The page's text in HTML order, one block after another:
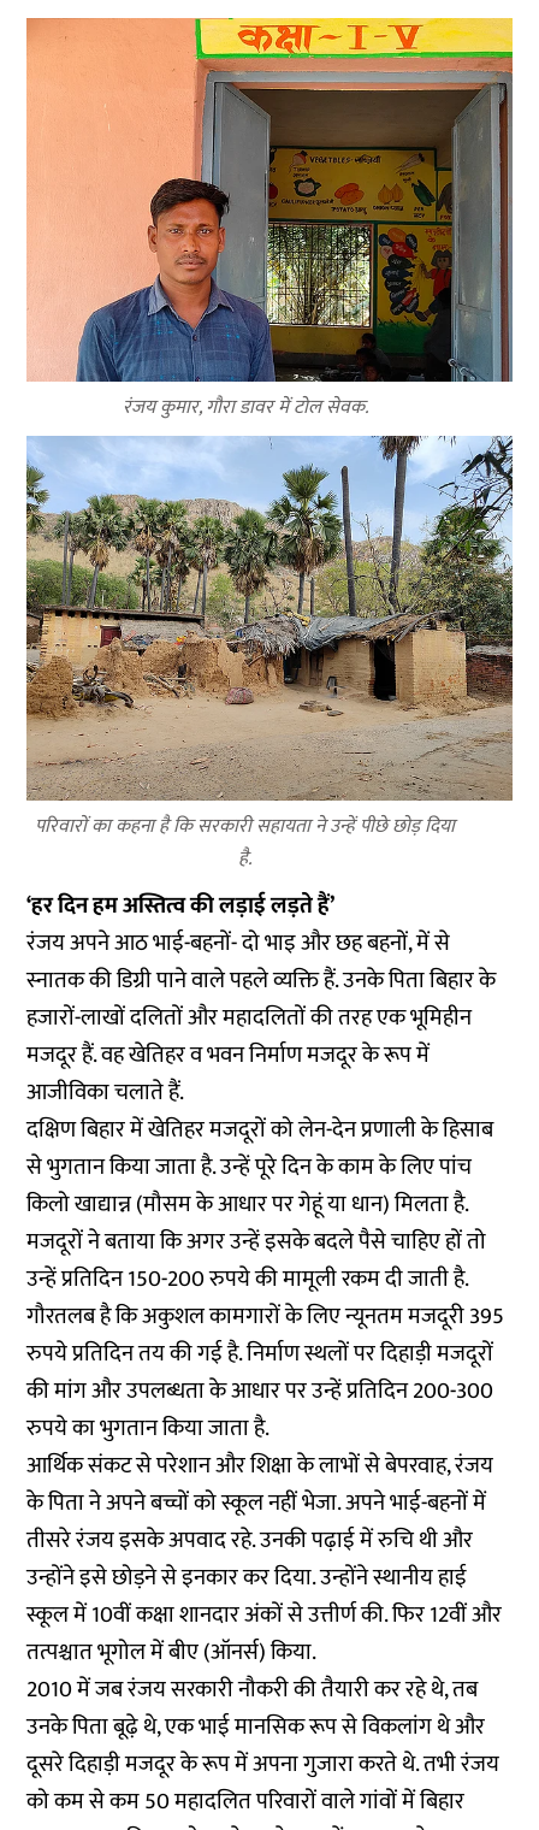
रंजय कुमार, गौरा डावर में टोल सेवक.
परिवारों का कहना है कि सरकारी सहायता ने उन्हें पीछे छोड़ दिया
है.
‘हर दिन हम अस्तित्व की लड़ाई लड़ते हैं’
रंजय अपने आठ भाई-बहनों- दो भाइ और छह बहनों, में से
स्नातक की डिग्री पाने वाले पहले व्यक्ति हैं. उनके पिता बिहार के
हजारों-लाखों दलितों और महादलितों की तरह एक भूमिहीन
मजदूर हैं. वह खेतिहर व भवन निर्माण मजदूर के रूप में
आजीविका चलाते हैं.
दक्षिण बिहार में खेतिहर मजदूरों को लेन-देन प्रणाली के हिसाब
से भुगतान किया जाता है. उन्हें पूरे दिन के काम के लिए पांच
किलो खाद्यान्न (मौसम के आधार पर गेहूं या धान) मिलता है.
मजदूरों ने बताया कि अगर उन्हें इसके बदले पैसे चाहिए हों तो
उन्हें प्रतिदिन 150-200 रुपये की मामूली रकम दी जाती है.
गौरतलब है कि अकुशल कामगारों के लिए न्यूनतम मजदूरी 395
रुपये प्रतिदिन तय की गई है. निर्माण स्थलों पर दिहाड़ी मजदूरों
की मांग और उपलब्धता के आधार पर उन्हें प्रतिदिन 200-300
रुपये का भुगतान किया जाता है.
आर्थिक संकट से परेशान और शिक्षा के लाभों से बेपरवाह, रंजय
के पिता ने अपने बच्चों को स्कूल नहीं भेजा. अपने भाई-बहनों में
तीसरे रंजय इसके अपवाद रहे. उनकी पढ़ाई में रुचि थी और
उन्होंने इसे छोड़ने से इनकार कर दिया. उन्होंने स्थानीय हाई
स्कूल में 10वीं कक्षा शानदार अंकों से उत्तीर्ण की. फिर 12वीं और
तत्पश्चात भूगोल में बीए (ऑनर्स) किया.
2010 में जब रंजय सरकारी नौकरी की तैयारी कर रहे थे, तब
उनके पिता बूढ़े थे, एक भाई मानसिक रूप से विकलांग थे और
दूसरे दिहाड़ी मजदूर के रूप में अपना गुजारा करते थे. तभी रंजय
को कम से कम 50 महादलित परिवारों वाले गांवों में बिहार